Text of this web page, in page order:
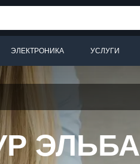
ЭЛЕКТРОНИКА УСЛУГИ
ЭЛЬБА